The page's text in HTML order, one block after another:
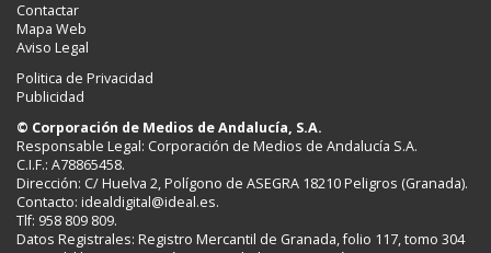
Contactar
Mapa Web
Aviso Legal
Politica de Privacidad
Publicidad
© Corporación de Medios de Andalucía, S.A.
Responsable Legal: Corporación de Medios de Andalucía S.A.
C.I.F.: A78865458.
Dirección: C/ Huelva 2, Polígono de ASEGRA 18210 Peligros (Granada).
Contacto: idealdigital@ideal.es.
Tlf: 958 809 809.
Datos Registrales: Registro Mercantil de Granada, folio 117, tomo 304